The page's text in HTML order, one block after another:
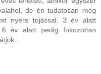
de én tudatosan még
nyers tojással. 3 év alatt
év alatt pedig fokozottan